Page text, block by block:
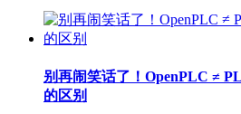
别再闹笑话了！OpenPLC ≠
的区别